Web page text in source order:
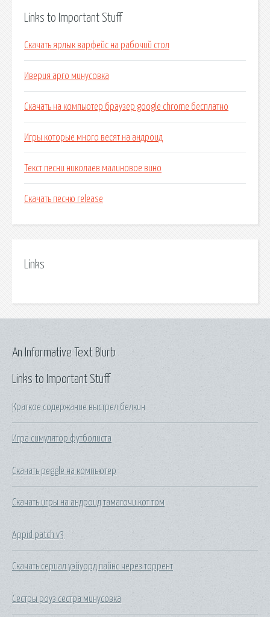
Links to Important Stuff
Скачать ярлык варфейс на рабочий стол
Иверия арго минусовка
Скачать на компьютер браузер google chrome бесплатно
Игры которые много весят на андроид
Текст песни николаев малиновое вино
Скачать песню release
Links
Links to Important Stuff
Краткое содержание выстрел белкин
Игра симулятор футболиста
Скачать peggle на компьютер
Скачать игры на андроид тамагочи кот том
Appid patch v3
Скачать сериал уэйуорд пайнс через торрент
Сестры роуз сестра минусовка
An Informative Text Blurb